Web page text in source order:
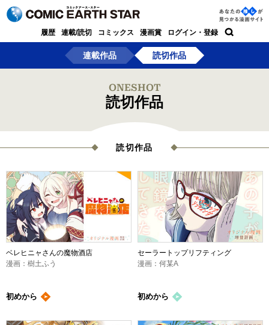
コミック アース・スター
あなた
の推し
履歴 連載/読切 コミックス 漫画賞 ログイン・登録
連載作品 読切作品
ONESHOT
読切作品
読切作品
ベレヒニャさんの魔物酒店
漫画：樹土ふう
初めから
セーラートップリフティング
漫画：何某A
初めから